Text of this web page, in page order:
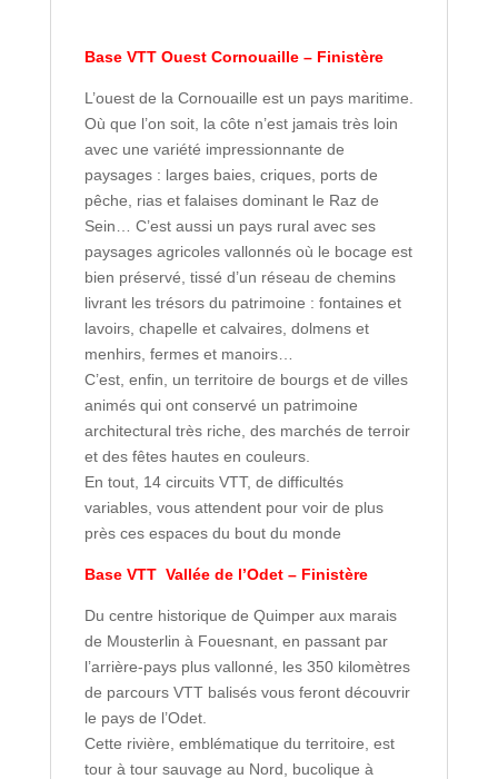
Base VTT Ouest Cornouaille– Finistère
L’ouest de la Cornouaille est un pays maritime.
Où que l’on soit, la côte n’est jamais très loin
avec une variété impressionnante de
paysages : larges baies, criques, ports de
pêche, rias et falaises dominant le Raz de
Sein… C’est aussi un pays rural avec ses
paysages agricoles vallonnés où le bocage est
bien préservé, tissé d’un réseau de chemins
livrant les trésors du patrimoine : fontaines et
lavoirs, chapelle et calvaires, dolmens et
menhirs, fermes et manoirs…
C’est, enfin, un territoire de bourgs et de villes
animés qui ont conservé un patrimoine
architectural très riche, des marchés de terroir
et des fêtes hautes en couleurs.
En tout, 14 circuits VTT, de difficultés
variables, vous attendent pour voir de plus
près ces espaces du bout du monde
Base VTT Vallée de l’Odet –Finistère
Du centre historique de Quimper aux marais
de Mousterlin à Fouesnant, en passant par
l’arrière-pays plus vallonné, les 350 kilomètres
de parcours VTT balisés vous feront découvrir
le pays de l’Odet.
Cette rivière, emblématique du territoire, est
tour à tour sauvage au Nord, bucolique à